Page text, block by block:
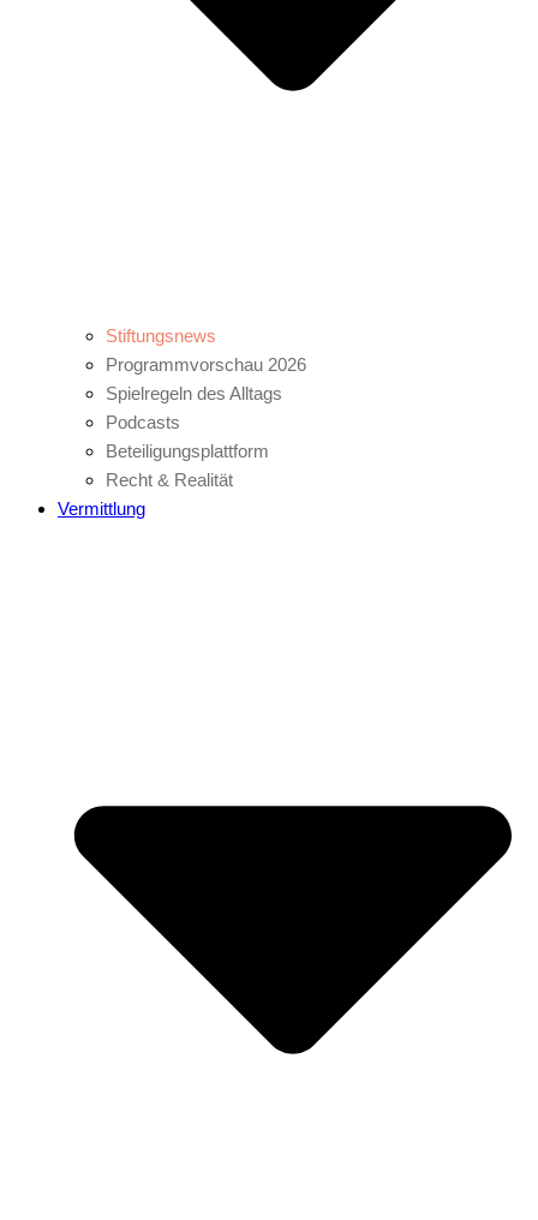
Stiftungsnews
Programmvorschau 2026
Spielregeln des Alltags
Podcasts
Beteiligungsplattform
Recht & Realität
Vermittlung